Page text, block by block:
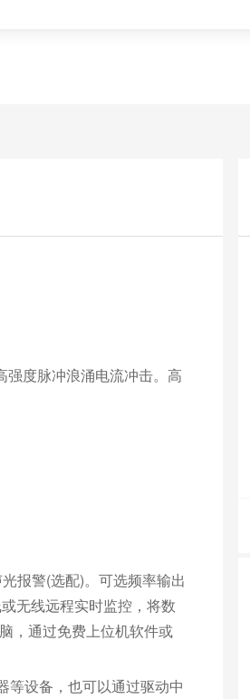
度脉冲浪涌电流冲击。高
报警(选配)。可选频率输出
无线远程实时监控，将数
，通过免费上位机软件或
等设备，也可以通过驱动中